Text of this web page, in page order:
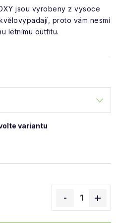
jsou vyrobeny z vysoce
proto vám nesmí
letnímu outfitu.